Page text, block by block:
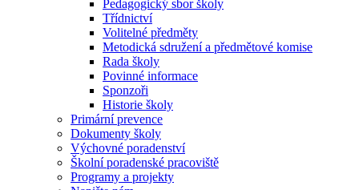
Pedagogický sbor školy
Třídnictví
Volitelné předměty
Metodická sdružení a předmětové komise
Rada školy
Povinné informace
Sponzoři
Historie školy
Primární prevence
Dokumenty školy
Výchovné poradenství
Školní poradenské pracoviště
Programy a projekty